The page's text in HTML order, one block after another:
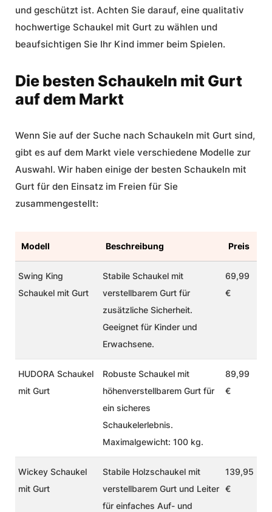
und geschützt ist. Achten Sie darauf, eine qualitativ
hochwertige Schaukel mit Gurt zu wählen und
beaufsichtigen Sie Ihr Kind immer beim Spielen.
Die besten Schaukeln mit Gurt
auf dem Markt
Wenn Sie auf der Suche nach Schaukeln mit Gurt sind,
gibt es auf dem Markt viele verschiedene Modelle zur
Auswahl. Wir haben einige der besten Schaukeln mit
Gurt für den Einsatz im Freien für Sie
zusammengestellt:
Modell Beschreibung Preis
Swing King
Schaukel mit Gurt
Stabile Schaukel mit
verstellbarem Gurt für
zusätzliche Sicherheit.
Geeignet für Kinder und
Erwachsene.
69,99
€
HUDORA Schaukel
mit Gurt
Robuste Schaukel mit
höhenverstellbarem Gurt für
ein sicheres
Schaukelerlebnis.
Maximalgewicht: 100 kg.
89,99
€
Wickey Schaukel
mit Gurt
Stabile Holzschaukel mit
verstellbarem Gurt und Leiter
für einfaches Auf- und
139,95
€